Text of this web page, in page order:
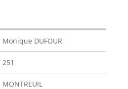
Monique DUFOUR
251
MONTREUIL